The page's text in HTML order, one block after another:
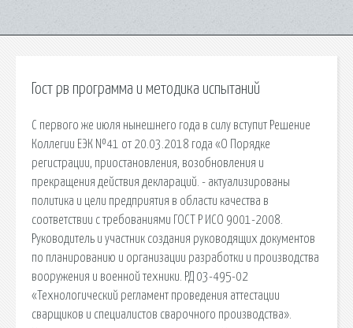
Гост рв программа и методика испытаний
С первого же июля нынешнего года в силу вступит Решение
Коллегии ЕЭК №41 от 20.03.2018 года «О Порядке
регистрации, приостановления, возобновления и
прекращения действия деклараций. - актуализированы
политика и цели предприятия в области качества в
соответствии с требованиями ГОСТ Р ИСО 9001-2008.
Руководитель и участник создания руководящих документов
по планированию и организации разработки и производства
вооружения и военной техники. РД 03-495-02
«Технологический регламент проведения аттестации
сварщиков и специалистов сварочного производства».